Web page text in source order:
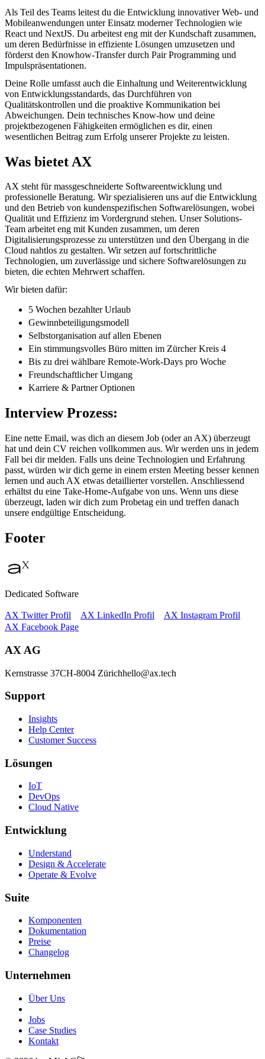
Als Teil des Teams leitest du die Entwicklung innovativer Web- und
Mobileanwendungen unter Einsatz moderner Technologien wie
React und NextJS. Du arbeitest eng mit der Kundschaft zusammen,
um deren Bedürfnisse in effiziente Lösungen umzusetzen und
förderst den Knowhow-Transfer durch Pair Programming und
Impulspräsentationen.
Deine Rolle umfasst auch die Einhaltung und Weiterentwicklung
von Entwicklungsstandards, das Durchführen von
Qualitätskontrollen und die proaktive Kommunikation bei
Abweichungen. Dein technisches Know-how und deine
projektbezogenen Fähigkeiten ermöglichen es dir, einen
wesentlichen Beitrag zum Erfolg unserer Projekte zu leisten.
Was bietet AX
AX steht für massgeschneiderte Softwareentwicklung und
professionelle Beratung. Wir spezialisieren uns auf die Entwicklung
und den Betrieb von kundenspezifischen Softwarelösungen, wobei
Qualität und Effizienz im Vordergrund stehen. Unser Solutions-
Team arbeitet eng mit Kunden zusammen, um deren
Digitalisierungsprozesse zu unterstützen und den Übergang in die
Cloud nahtlos zu gestalten. Wir setzen auf fortschrittliche
Technologien, um zuverlässige und sichere Softwarelösungen zu
bieten, die echten Mehrwert schaffen.
Wir bieten dafür:
5 Wochen bezahlter Urlaub
Gewinnbeteiligungsmodell
Selbstorganisation auf allen Ebenen
Ein stimmungsvolles Büro mitten im Zürcher Kreis 4
Bis zu drei wählbare Remote-Work-Days pro Woche
Freundschaftlicher Umgang
Karriere & Partner Optionen
Interview Prozess:
Eine nette Email, was dich an diesem Job (oder an AX) überzeugt
hat und dein CV reichen vollkommen aus. Wir werden uns in jedem
Fall bei dir melden. Falls uns deine Technologien und Erfahrung
passt, würden wir dich gerne in einem ersten Meeting besser kennen
lernen und auch AX etwas detaillierter vorstellen. Anschliessend
erhältst du eine Take-Home-Aufgabe von uns. Wenn uns diese
überzeugt, laden wir dich zum Probetag ein und treffen danach
unsere endgültige Entscheidung.
Footer
Dedicated Software
AX Twitter Profil AX LinkedIn Profil
AX Instagram Profil
AX Facebook Page
AX AG
Kernstrasse 37CH-8004 Zürichhello@ax.tech
Support
Insights
Help Center
Customer Success
Lösungen
IoT
DevOps
Cloud Native
Entwicklung
Understand
Design & Accelerate
Operate & Evolve
Suite
Komponenten
Dokumentation
Preise
Changelog
Unternehmen
Über Uns
Jobs
Case Studies
Kontakt